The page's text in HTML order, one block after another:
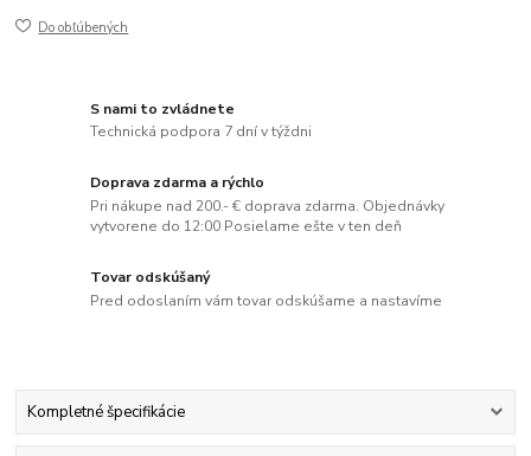
Do obľúbených
S nami to zvládnete
Technická podpora 7 dní v týždni
Doprava zdarma a rýchlo
Pri nákupe nad 200.- € doprava zdarma. Objednávky
vytvorene do 12:00 Posielame ešte v ten deň
Tovar odskúšaný
Pred odoslaním vám tovar odskúšame a nastavíme
Kompletné špecifikácie